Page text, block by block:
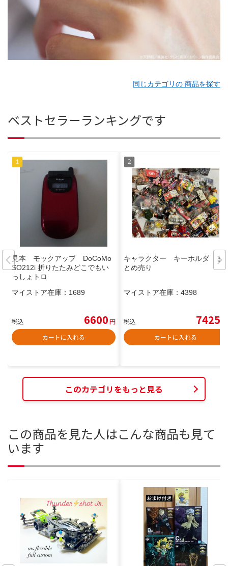
同じカテゴリの 商品を探す
ベストセラーランキングです
見本 モックアップ DoCoMo
SO212i 折りたたみどこでもい
っしょトロ
マイストア在庫： 1689
税込 6600円
カートに入れる
キャラクター キーホルダ ま
とめ売り
マイストア在庫： 4398
税込 7425
カートに入れる
このカテゴリをもっと見る
この商品を見た人はこんな商品も見て
います